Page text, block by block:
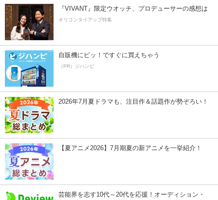
『VIVANT』限定ウオッチ、プロデューサーの感想は
オリコンタイアップ特集
自販機にピッ！ですぐに買えちゃう
（PR）ジハンピ
2026年7月夏ドラマも、注目作＆話題作が勢ぞろい！
【夏アニメ2026】7月期夏の新アニメを一挙紹介！
芸能界を志す10代～20代を応援！オーディション・